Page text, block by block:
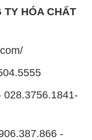
TY HÓA CHẤT
028.3756.1841-
-